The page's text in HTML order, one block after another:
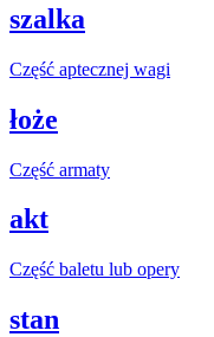
szalka
Część aptecznej wagi
łoże
Część armaty
akt
Część baletu lub opery
stan